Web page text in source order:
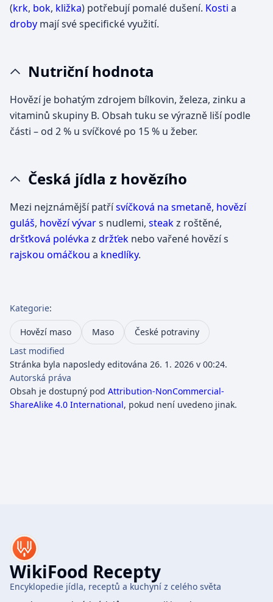
(krk, bok, kližka) potřebují pomalé dušení. Kosti a
droby mají své specifické využití.
Nutriční hodnota
Hovězí je bohatým zdrojem bílkovin, železa, zinku a
vitaminů skupiny B. Obsah tuku se výrazně liší podle
části – od 2 % u svíčkové po 15 % u žeber.
Česká jídla z hovězího
Mezi nejznámější patřísvíčková na smetaně, hovězí
guláš, hovězí vývars nudlemi, steakz roštěné,
dršťková polévka z držťek nebo vařené hovězí s
rajskou omáčkou a knedlíky.
Kategorie:
Hovězí maso Maso
České potraviny
Last modified
Stránka byla naposledy editována 26. 1. 2026 v 00:24.
Autorská práva
Obsah je dostupný pod Attribution-NonCommercial-
ShareAlike 4.0 International, pokud není uvedeno jinak.
WikiFood Recepty
Encyklopedie jídla, receptů a kuchyní z celého světa